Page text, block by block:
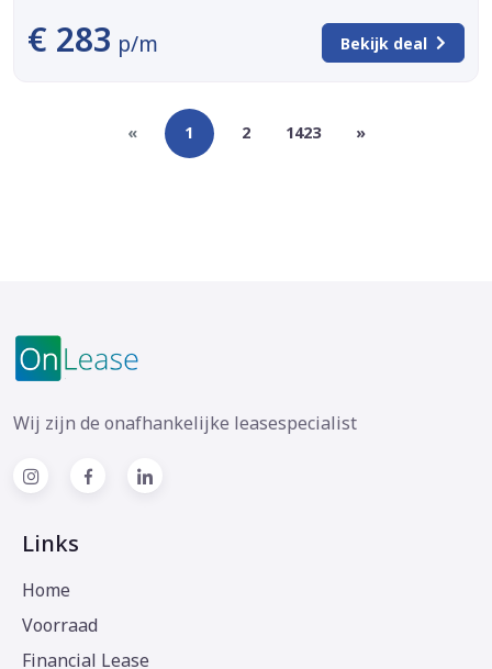
€ 283 p/m Bekijk deal
« 1 2 1423 »
Wij zijn de onafhankelijke leasespecialist
Links
Home
Voorraad
Financial Lease